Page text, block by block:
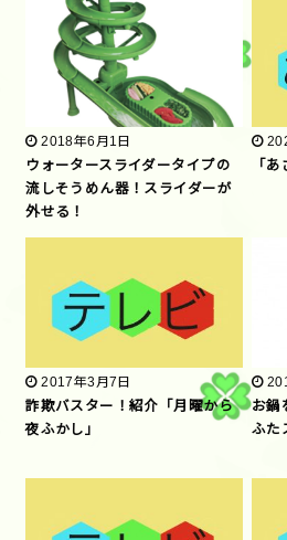
2018年6月1日
ウォータースライダータイプの
流しそうめん器！スライダーが
外せる！
「
2017年3月7日
詐欺バスター！紹介「月曜から
夜ふかし」
お鍋
ふた